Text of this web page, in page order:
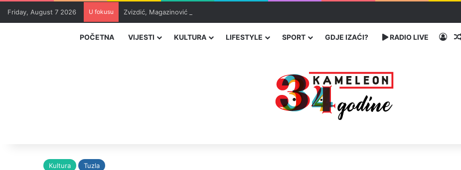
Friday, August 7 2026 U fokusu Zvizdić, Magazinović i Kojović traže poseban status za Memorijalni centar Srebrenica
POČETNA VIJESTI KULTURA LIFESTYLE SPORT GDJE IZAĆI? RADIO LIVE
Kultura Tuzla